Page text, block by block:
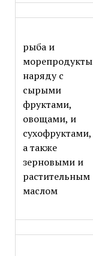
рыба и
морепродукты
наряду с
сырыми
фруктами,
овощами, и
сухофруктами,
а также
зерновыми и
растительным
маслом